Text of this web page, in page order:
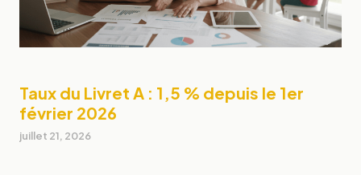
Taux du Livret A : 1,5 % depuis le 1er
février 2026
juillet 21, 2026